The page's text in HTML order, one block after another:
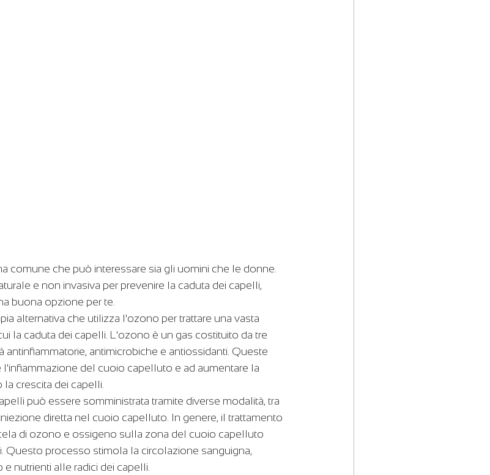
comune che può interessare sia gli uomini che le donne.
e non invasiva per prevenire la caduta dei capelli,
buona opzione per te.
alternativa che utilizza l'ozono per trattare una vasta
la caduta dei capelli. L'ozono è un gas costituito da tre
antinfiammatorie, antimicrobiche e antiossidanti. Queste
l'infiammazione del cuoio capelluto e ad aumentare la
crescita dei capelli.
può essere somministrata tramite diverse modalità, tra
diretta nel cuoio capelluto. In genere, il trattamento
di ozono e ossigeno sulla zona del cuoio capelluto
Questo processo stimola la circolazione sanguigna,
nutrienti alle radici dei capelli.